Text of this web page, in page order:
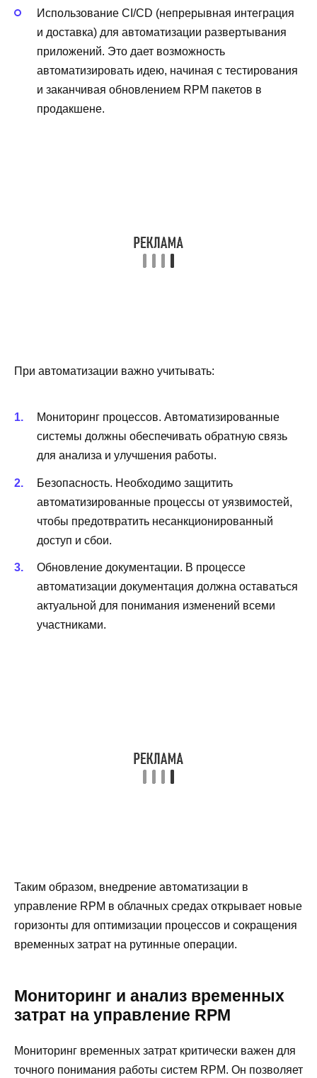
Использование CI/CD (непрерывная интеграция
и доставка) для автоматизации развертывания
приложений. Это дает возможность
автоматизировать идею, начиная с тестирования
и заканчивая обновлением RPM пакетов в
продакшене.
При автоматизации важно учитывать:
Мониторинг процессов. Автоматизированные
системы должны обеспечивать обратную связь
для анализа и улучшения работы.
Безопасность. Необходимо защитить
автоматизированные процессы от уязвимостей,
чтобы предотвратить несанкционированный
доступ и сбои.
Обновление документации. В процессе
автоматизации документация должна оставаться
актуальной для понимания изменений всеми
участниками.
Таким образом, внедрение автоматизации в
управление RPM в облачных средах открывает новые
горизонты для оптимизации процессов и сокращения
временных затрат на рутинные операции.
Мониторинг и анализ временных
затрат на управление RPM
Мониторинг временных затрат критически важен для
точного понимания работы систем RPM. Он позволяет